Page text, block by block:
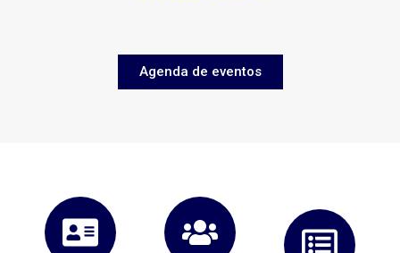
Agenda de eventos